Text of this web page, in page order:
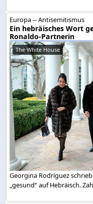
Europa -- Antisemitismus
Ein hebräisches Wort
Ronaldo-Partnerin
The White House
Georgina Rodríguez
„gesund“ auf Hebräisch.